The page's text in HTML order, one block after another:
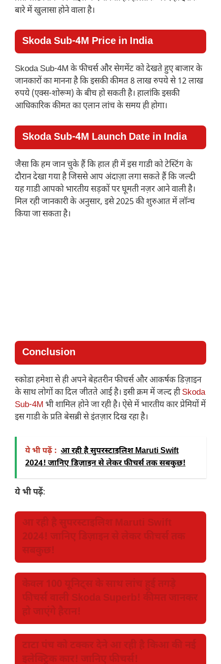
बारे में खुलासा होने वाला है।
Skoda Sub-4M Price in India
Skoda Sub-4M के फीचर्स और सेगमेंट को देखते हुए बाजार के
जानकारों का मानना है कि इसकी कीमत 8 लाख रुपये से 12 लाख
रुपये (एक्स-शोरूम) के बीच हो सकती है। हालांकि इसकी
आधिकारिक कीमत का एलान लांच के समय ही होगा।
Skoda Sub-4M Launch Date in India
जैसा कि हम जान चुके हैं कि हाल ही में इस गाडी को टेस्टिंग के
दौरान देखा गया है जिससे आप अंदाज़ा लगा सकते हैं कि जल्दी
यह गाडी आपको भारतीय सड़कों पर घूमती नज़र आने वाली है।
मिल रही जानकारी के अनुसार, इसे 2025 की शुरुआत में लॉन्च
किया जा सकता है।
Conclusion
स्कोडा हमेशा से ही अपने बेहतरीन फीचर्स और आकर्षक डिज़ाइन
के साथ लोगों का दिल जीतते आई है। इसी क्रम में जल्द हीSkoda
Sub-4M भी शामिल होने जा रही है। ऐसे में भारतीय कार प्रेमियों में
इस गाडी के प्रति बेसब्री से इंतज़ार दिख रहा है।
ये भी पढ़ें : आ रही है सुपरस्टाइलिश Maruti Swift
2024! जानिए डिज़ाइन से लेकर फीचर्स तक सबकुछ!
ये भी पढ़ें:
आ रही है सुपरस्टाइलिश Maruti Swift
2024! जानिए डिज़ाइन से लेकर फीचर्स तक
सबकुछ!
केवल 100 यूनिट्स के साथ लांच हुई तगड़े
फीचर्स वाली Skoda Superb! कीमत जानकर
हो जाएंगे हैरान!
टाटा पंच को टक्कर देने आ रही है किआ की नई
इलेक्ट्रिक कार! जानिए फीचर्स!